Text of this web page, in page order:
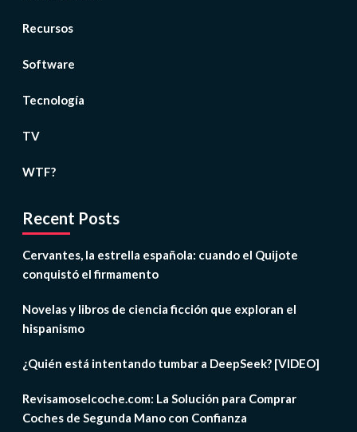
Recursos
Software
Tecnología
TV
WTF?
Recent Posts
Cervantes, la estrella española: cuando el Quijote
conquistó el firmamento
Novelas y libros de ciencia ficción que exploran el
hispanismo
¿Quién está intentando tumbar a DeepSeek? [VIDEO]
Revisamoselcoche.com: La Solución para Comprar
Coches de Segunda Mano con Confianza